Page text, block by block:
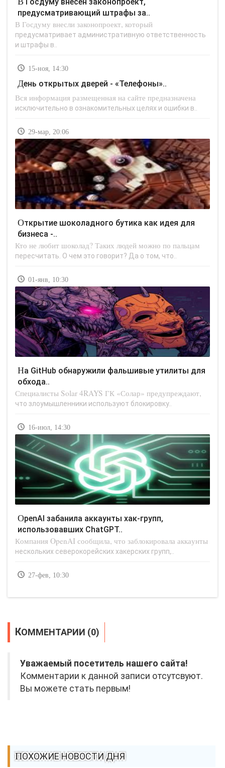
предусматривающий штрафы за..
В Госдуму внесли законопроект, который
предусматривает административную ответственность
и штрафы в..
15-ноя, 14:30
День открытых дверей - «Телефоны»..
Вся информация размещенная на сайте предназначена
исключительно в ознакомительных целях и ошибки в..
29-мар, 20:06
Открытие шоколадного бутика как идея для
бизнеса -..
Кто не любит шоколад? Таких людей можно по пальцам
пересчитать. О чем это говорит? Да о том, что..
01-янв, 10:30
На GitHub обнаружили фальшивые утилиты для
обхода..
Специалисты Solar 4RAYS ГК «Солар» предупреждают,
что злоумышленники используют блокировку..
16-июл, 14:30
OpenAI забанила аккаунты хак-групп,
использовавших ChatGPT..
Компания OpenAI сообщила, что заблокировала аккаунты
нескольких северокорейских хакерских групп,..
27-фев, 10:30
КОММЕНТАРИИ (0)
Уважаемый посетитель нашего сайта!
Комментарии к данной записи отсутсвуют.
Вы можете стать первым!
ПОХОЖИЕ НОВОСТИ ДНЯ